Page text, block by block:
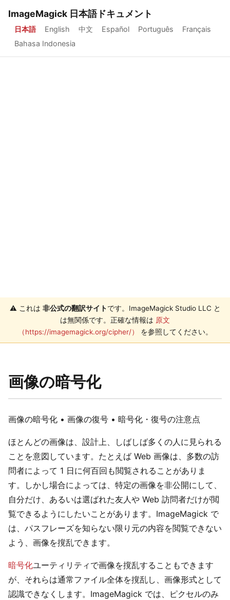
ImageMagick 日本語ドキュメント
日本語 English 中文 Español Português
Français
Bahasa Indonesia
⚠️ これは 非公式の翻訳サイトです。ImageMagick Studio LLC と
は無関係です。正確な情報は 原文
（https://imagemagick.org/cipher/）
を参照してください。
画像の暗号化
画像の暗号化 • 画像の復号 • 暗号化・復号の注意点
ほとんどの画像は、設計上、しばしば多くの人に見られる
ことを意図しています。たとえば Web 画像は、多数の訪
問者によって 1 日に何百回も閲覧されることがありま
す。しかし場合によっては、特定の画像を非公開にして、
自分だけ、あるいは選ばれた友人や Web 訪問者だけが閲
覧できるようにしたいことがあります。ImageMagick で
は、パスフレーズを知らない限り元の内容を閲覧できない
よう、画像を撹乱できます。
暗号化ユーティリティで画像を撹乱することもできます
が、それらは通常ファイル全体を撹乱し、画像形式として
認識できなくします。ImageMagick では、ピクセルのみ